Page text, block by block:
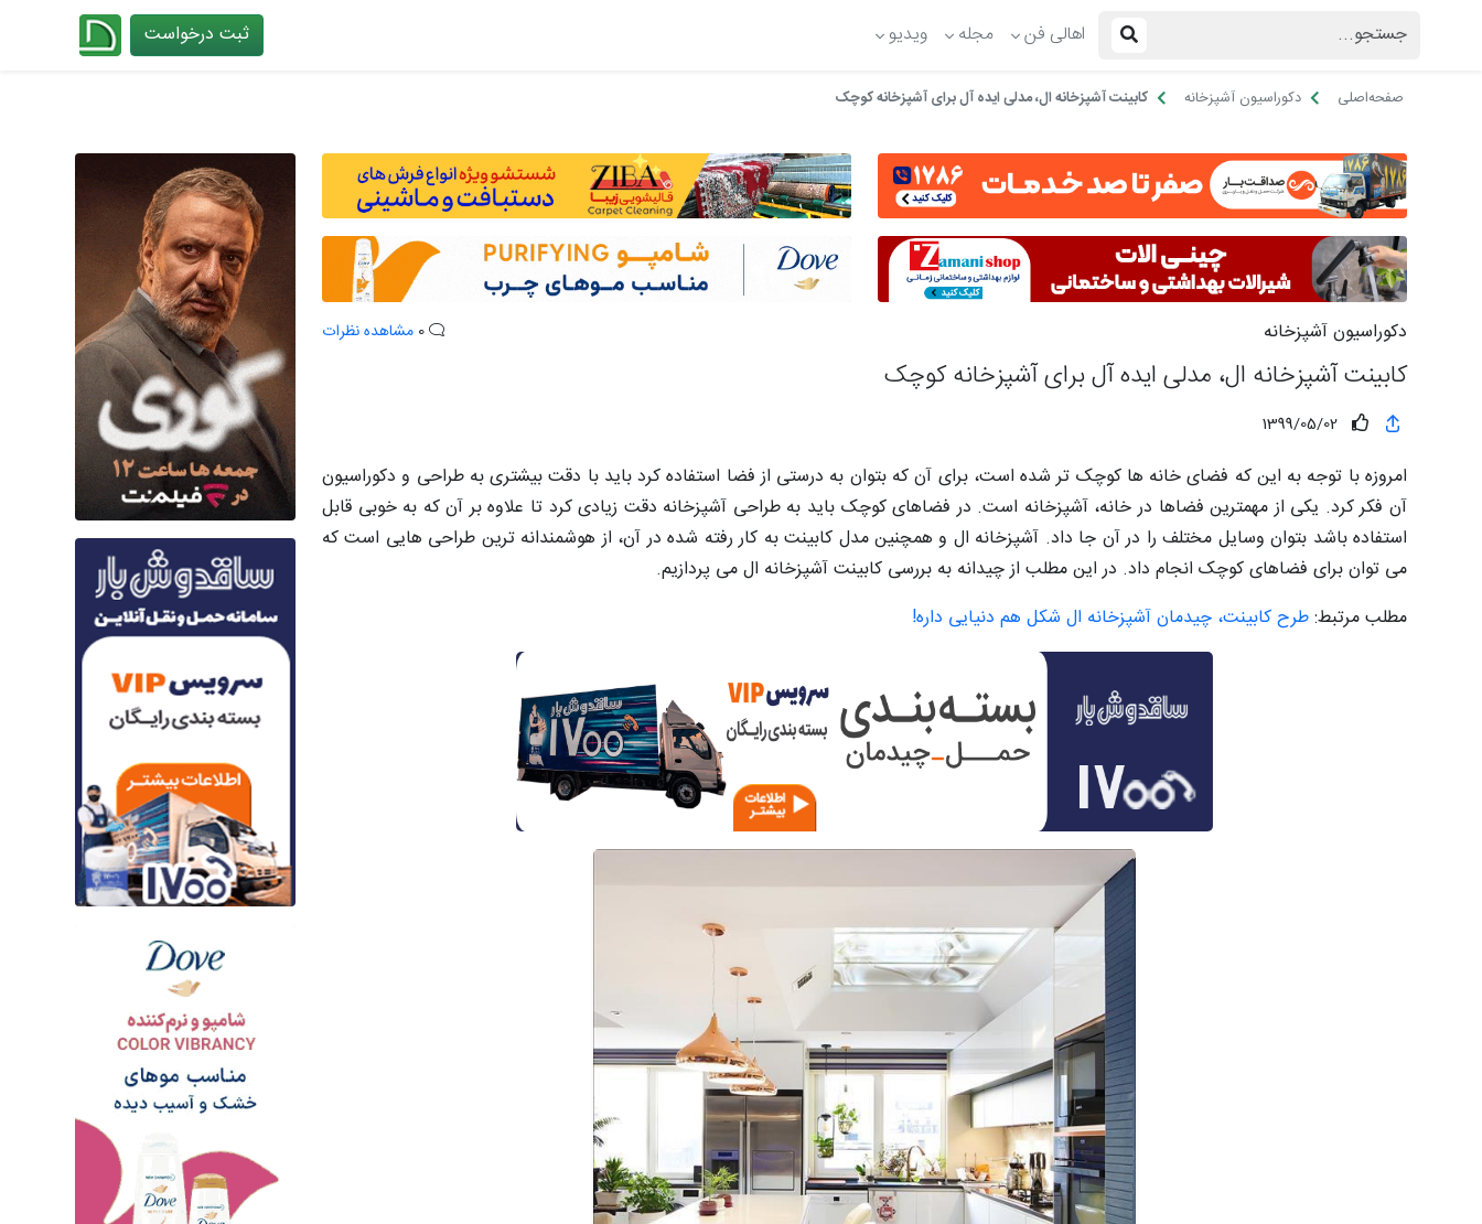
اهالی فن مجله ویدیو ثبت درخواست
صفحه‌اصلی دکوراسیون آشپزخانه کابینت آشپزخانه ال، مدلی ایده آل برای آشپزخانه کوچک
دکوراسیون آشپزخانه مشاهده نظرات
کابینت آشپزخانه ال، مدلی ایده آل برای آشپزخانه کوچک
1399/05/02
امروزه با توجه به این که فضای خانه ها کوچک تر شده است، برای آن که بتوان به درستی از فضا استفاده کرد باید با دقت بیشتری به طراحی و دکوراسیون
آن فکر کرد. یکی از مهمترین فضاها در خانه، آشپزخانه است. در فضاهای کوچک باید به طراحی آشپزخانه دقت زیادی کرد تا علاوه بر آن که به خوبی قابل
استفاده باشد بتوان وسایل مختلف را در آن جا داد. آشپزخانه ال و همچنین مدل کابینت به کار رفته شده در آن، از هوشمندانه ترین طراحی هایی است که
می توان برای فضاهای کوچک انجام داد. در این مطلب از چیدانه به بررسی کابینت آشپزخانه ال می پردازیم.
مطلب مرتبط:طرح کابینت، چیدمان آشپزخانه ال شکل هم دنیایی داره!